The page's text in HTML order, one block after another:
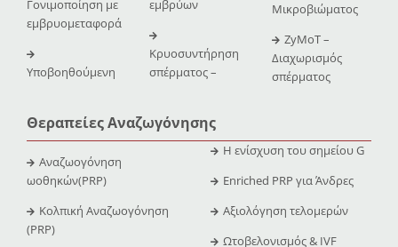
Γονιμοποίηση με
εμβρυομεταφορά
Υποβοηθούμενη
εμβρύων
Κρυοσυντήρηση
σπέρματος –
Μικροβιώματος
ZyMoT –
Διαχωρισμός
σπέρματος
Θεραπείες Αναζωγόνησης
Αναζωογόνηση
ωοθηκών(PRP)
Κολπική Αναζωογόνηση
(PRP)
Η ενίσχυση του σημείου G
Enriched PRP για Άνδρες
Αξιολόγηση τελομερών
Ωτοβελονισμός & IVF